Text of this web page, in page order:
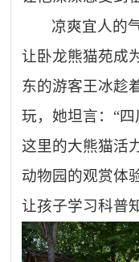
凉爽宜人的
让卧龙熊猫苑成
东的游客王冰趁
玩，她坦言： “
这里的大熊猫活
动物园的观赏体
让孩子学习科普